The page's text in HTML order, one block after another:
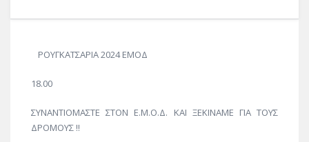
ΡΟΥΓΚΑΤΣΑΡΙΑ 2024 ΕΜΟΔ
18.00
ΣΥΝΑΝΤΙΟΜΑΣΤΕ ΣΤΟΝ Ε.Μ.Ο.Δ. ΚΑΙ ΞΕΚΙΝΑΜΕ ΓΙΑ ΤΟΥΣ
ΔΡΟΜΟΥΣ !!